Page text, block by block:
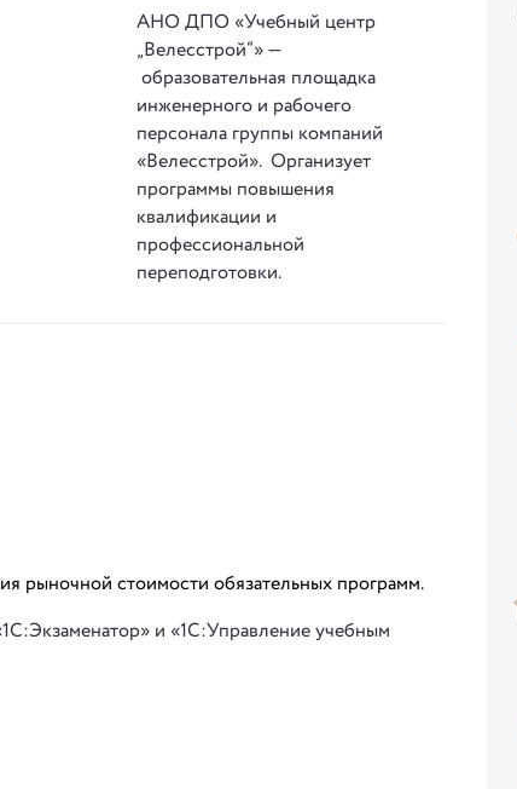
АНО ДПО «Учебный центр
„Велесстрой“» —
образовательная площадка
инженерного и рабочего
персонала группы компаний
«Велесстрой». Организует
программы повышения
квалификации и
профессиональной
переподготовки.
рыночной стоимости обязательных программ.
и «1С:Управление учебным